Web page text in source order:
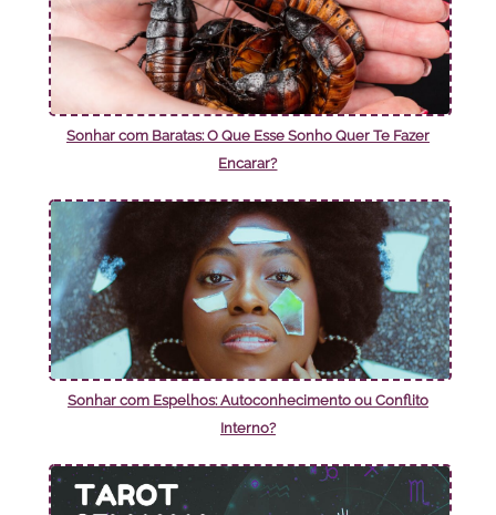
Sonhar com Baratas: O Que Esse Sonho Quer Te Fazer
Encarar?
Sonhar com Espelhos: Autoconhecimento ou Conflito
Interno?